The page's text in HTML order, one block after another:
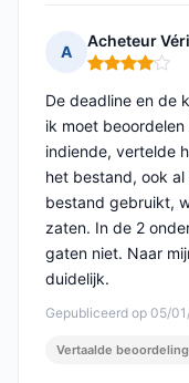
A
Acheteur
Opmerking:
Gepubliceerd op 05/
De deadline en de
ik moet
indiende, vertelde
het bestand, ook
bestand gebruikt,
zaten. In de 2
gaten niet. Naar
duidelijk.
Vertaalde